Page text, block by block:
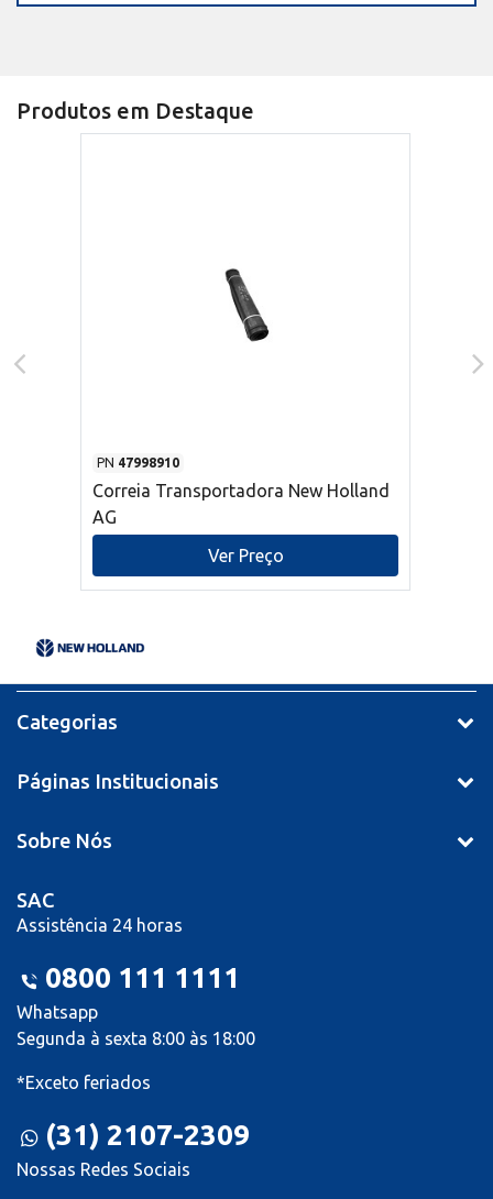
Produtos em Destaque
PN 47998910
Correia Transportadora New Holland
AG
Ver Preço
Categorias
Páginas Institucionais
Sobre Nós
SAC
Assistência 24 horas
0800 111 1111
Whatsapp
Segunda à sexta 8:00 às 18:00
*Exceto feriados
(31) 2107-2309
Nossas Redes Sociais